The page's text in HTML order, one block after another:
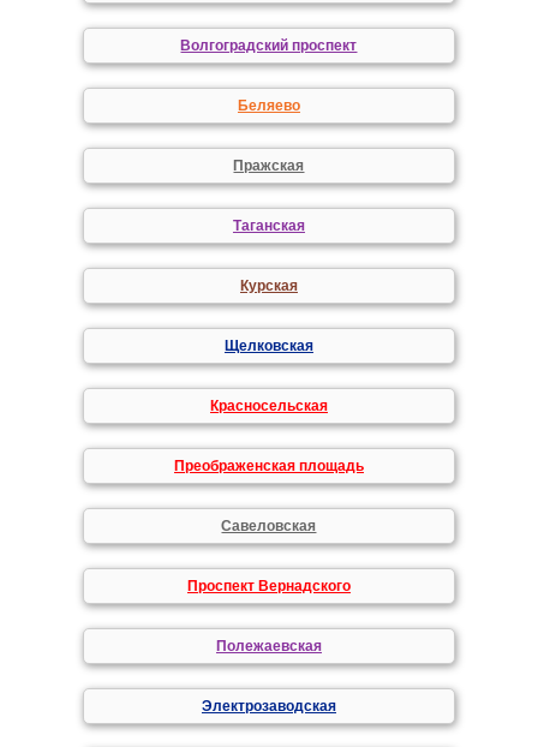
Волгоградский проспект
Беляево
Пражская
Таганская
Курская
Щелковская
Красносельская
Преображенская площадь
Савеловская
Проспект Вернадского
Полежаевская
Электрозаводская